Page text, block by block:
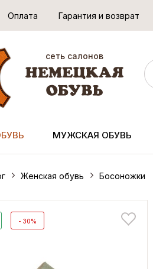
Оплата Гарантия и возврат
сеть салонов
МУЖСКАЯ ОБУВЬ
Женская обувь Босоножки
- 30%